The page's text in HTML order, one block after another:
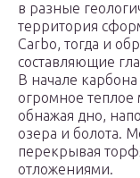
в разные
территория
Carbo, тогда и
составляющие
В начале карбона
огромное теплое
обнажая дно,
озера и болота.
перекрывая
отложениями.